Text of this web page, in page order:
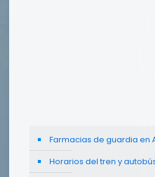
Farmacias de guardia en
Horarios del tren y